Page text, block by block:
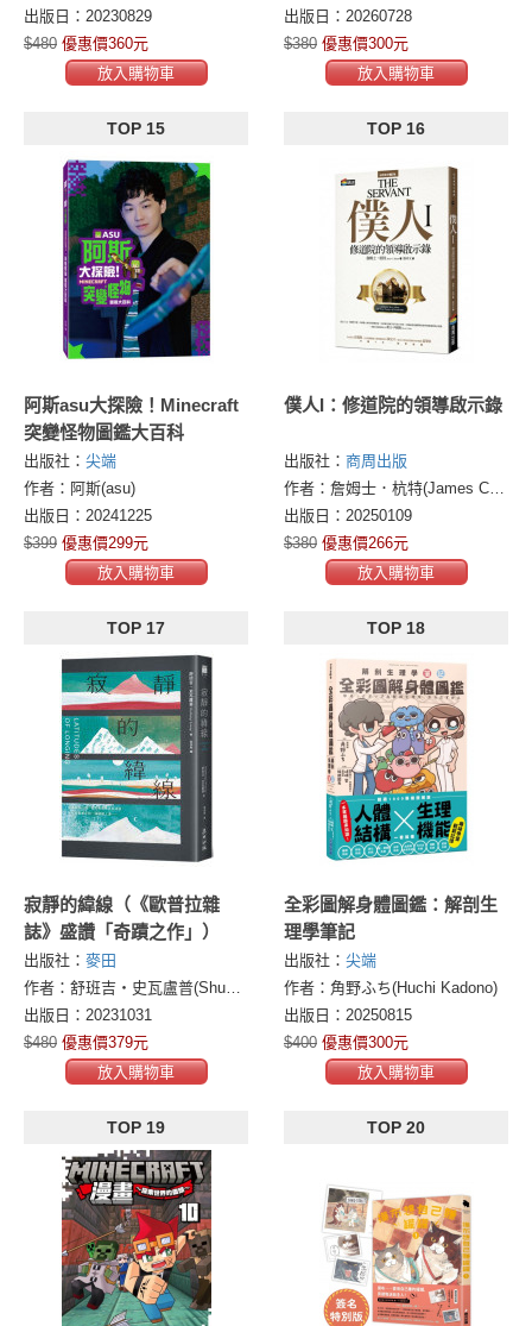
出版日：20230829
$480 優惠價360元
放入購物車
出版日：20260728
$380 優惠價300元
放入購物車
TOP 15
阿斯asu大探險！Minecraft
突變怪物圖鑑大百科
出版社： 尖端
作者：阿斯(asu)
出版日：20241225
$399 優惠價299元
放入購物車
TOP 16
僕人I：修道院的領導啟示錄
出版社： 商周出版
作者：詹姆士．杭特(James C. Hunter)
出版日：20250109
$380 優惠價266元
放入購物車
TOP 17
寂靜的緯線（《歐普拉雜
誌》盛讚「奇蹟之作」）
出版社： 麥田
作者：舒班吉・史瓦盧普(Shubhangi Swarup)
出版日：20231031
$480 優惠價379元
放入購物車
TOP 18
全彩圖解身體圖鑑：解剖生
理學筆記
出版社： 尖端
作者：角野ふち(Huchi Kadono)
出版日：20250815
$400 優惠價300元
放入購物車
TOP 19 TOP 20